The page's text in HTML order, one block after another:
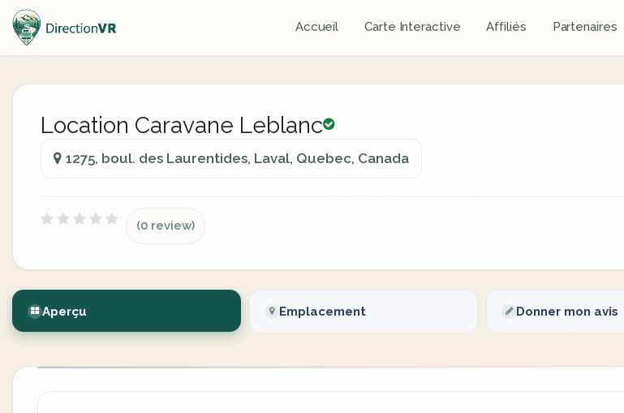
Accueil Carte Interactive Affiliés Partenaires
Location Caravane Leblanc
1275, boul. des Laurentides, Laval, Quebec, Canada
(0 review)
Aperçu Emplacement Donner mon avis